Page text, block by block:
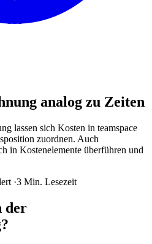
analog zu Zeiten
lassen sich Kosten in teamspace
zuordnen. Auch
in Kostenelemente überführen und
·3 Min. Lesezeit
der